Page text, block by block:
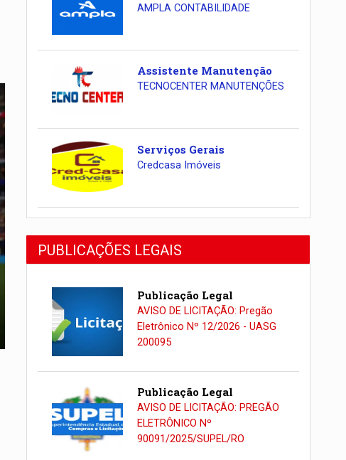
AMPLA CONTABILIDADE
Assistente Manutenção
TECNOCENTER MANUTENÇÕES
Serviços Gerais
Credcasa Imóveis
PUBLICAÇÕES LEGAIS
Publicação Legal
AVISO DE LICITAÇÃO: Pregão
Eletrônico Nº 12/2026 - UASG
200095
Publicação Legal
AVISO DE LICITAÇÃO: PREGÃO
ELETRÔNICO Nº
90091/2025/SUPEL/RO